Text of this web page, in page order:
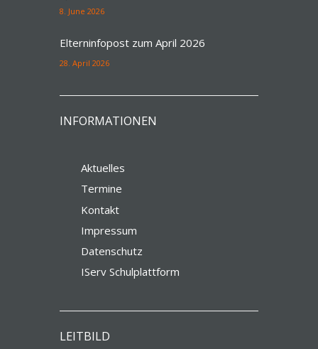
8. June 2026
Elterninfopost zum April 2026
28. April 2026
INFORMATIONEN
Aktuelles
Termine
Kontakt
Impressum
Datenschutz
IServ Schulplattform
LEITBILD